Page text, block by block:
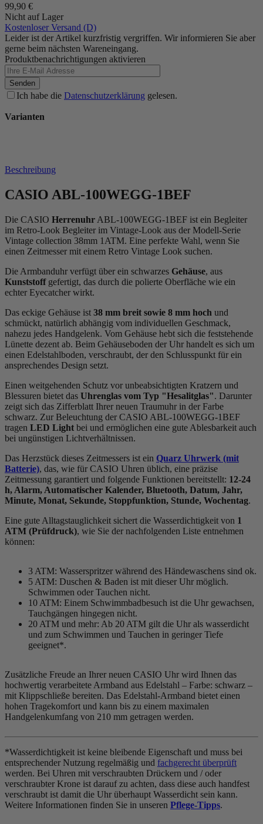
99,90 €
Nicht auf Lager
Kostenloser Versand (D)
Leider ist der Artikel kurzfristig vergriffen. Wir informieren Sie aber
gerne beim nächsten Wareneingang.
Produktbenachrichtigungen aktivieren
Senden
Ich habe die Datenschutzerklärung gelesen.
Varianten
Beschreibung
CASIO ABL-100WEGG-1BEF
Die CASIO Herrenuhr ABL-100WEGG-1BEF ist ein Begleiter
im Retro-Look Begleiter im Vintage-Look aus der Modell-Serie
Vintage collection 38mm 1ATM. Eine perfekte Wahl, wenn Sie
einen Zeitmesser mit einem Retro Vintage Look suchen.
Die Armbanduhr verfügt über ein schwarzes Gehäuse, aus
Kunststoffgefertigt, das durch die polierte Oberfläche wie ein
echter Eyecatcher wirkt.
Das eckige Gehäuse ist 38 mm breit sowie 8 mm hoch und
schmückt, natürlich abhängig vom individuellen Geschmack,
nahezu jedes Handgelenk. Vom Gehäuse hebt sich die feststehende
Lünette dezent ab. Beim Gehäuseboden der Uhr handelt es sich um
einen Edelstahlboden, verschraubt, der den Schlusspunkt für ein
ansprechendes Design setzt.
Einen weitgehenden Schutz vor unbeabsichtigten Kratzern und
Blessuren bietet das Uhrenglas vom Typ "Hesalitglas". Darunter
zeigt sich das Zifferblatt Ihrer neuen Traumuhr in der Farbe
schwarz. Zur Beleuchtung der CASIO ABL-100WEGG-1BEF
tragen LED Light bei und ermöglichen eine gute Ablesbarkeit auch
bei ungünstigen Lichtverhältnissen.
Das Herzstück dieses Zeitmessers ist ein Quarz Uhrwerk (mit
Batterie), das, wie für CASIO Uhren üblich, eine präzise
Zeitmessung garantiert und folgende Funktionen bereitstellt: 12-24
h, Alarm, Automatischer Kalender, Bluetooth, Datum, Jahr,
Minute, Monat, Sekunde, Stoppfunktion, Stunde, Wochentag.
Eine gute Alltagstauglichkeit sichert die Wasserdichtigkeit von 1
ATM (Prüfdruck), wie Sie der nachfolgenden Liste entnehmen
können:
3 ATM: Wasserspritzer während des Händewaschens sind ok.
5 ATM: Duschen & Baden ist mit dieser Uhr möglich.
Schwimmen oder Tauchen nicht.
10 ATM: Einem Schwimmbadbesuch ist die Uhr gewachsen,
Tauchgängen hingegen nicht.
20 ATM und mehr: Ab 20 ATM gilt die Uhr als wasserdicht
und zum Schwimmen und Tauchen in geringer Tiefe
geeignet*.
Zusätzliche Freude an Ihrer neuen CASIO Uhr wird Ihnen das
hochwertig verarbeitete Armband aus Edelstahl – Farbe: schwarz –
mit Klippschließe bereiten. Das Edelstahl-Armband bietet einen
hohen Tragekomfort und kann bis zu einem maximalen
Handgelenkumfang von 210 mm getragen werden.
*Wasserdichtigkeit ist keine bleibende Eigenschaft und muss bei
entsprechender Nutzung regelmäßig und fachgerecht überprüft
werden. Bei Uhren mit verschraubten Drückern und / oder
verschraubter Krone ist darauf zu achten, dass diese auch handfest
verschraubt ist damit die Uhr überhaupt Wasserdicht sein kann.
Weitere Informationen finden Sie in unseren Pflege-Tipps.